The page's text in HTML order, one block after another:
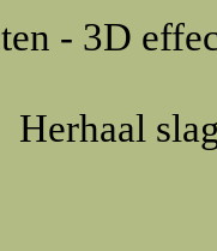
- 3D
Herhaal